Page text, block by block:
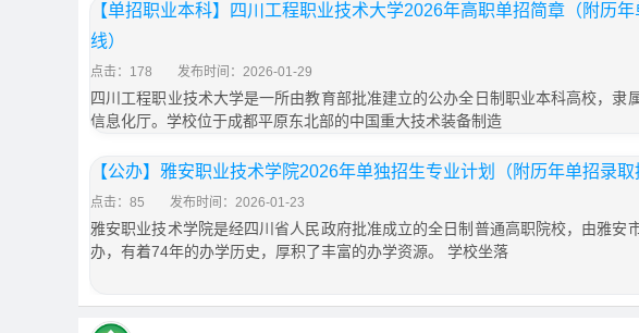
【单招职业本科】四川工程职业技术大学2026年高职单招简章（附历
线）
点击：178 发布时间：2026-01-29
四川工程职业技术大学是一所由教育部批准建立的公办全日制职业本科高校，隶
信息化厅。学校位于成都平原东北部的中国重大技术装备制造
【公办】雅安职业技术学院2026年单独招生专业计划（附历年单招录取
点击：85 发布时间：2026-01-23
雅安职业技术学院是经四川省人民政府批准成立的全日制普通高职院校，由雅安
办，有着74年的办学历史，厚积了丰富的办学资源。 学校坐落